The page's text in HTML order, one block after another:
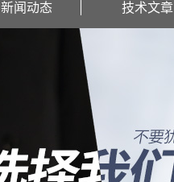
新闻动态 技术文章